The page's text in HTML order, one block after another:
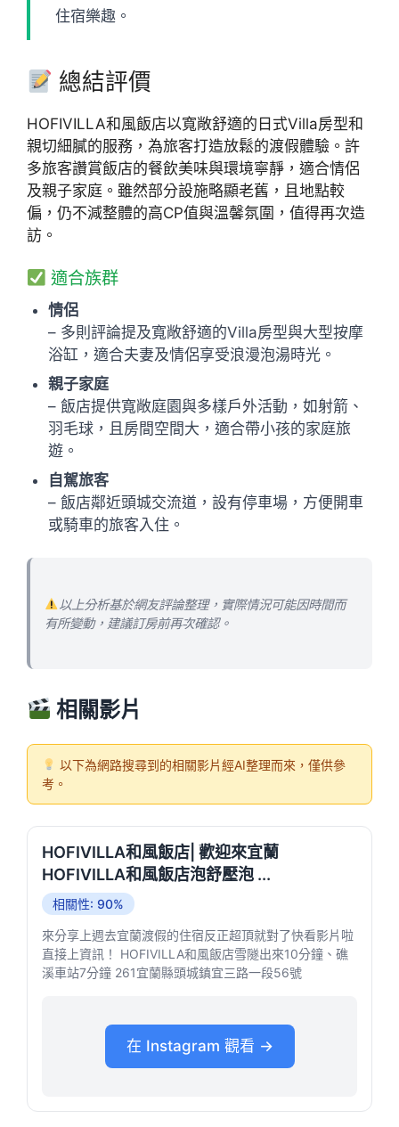
住宿樂趣。
總結評價
HOFIVILLA和風飯店以寬敞舒適的日式Villa房型和
親切細膩的服務，為旅客打造放鬆的渡假體驗。許
多旅客讚賞飯店的餐飲美味與環境寧靜，適合情侶
及親子家庭。雖然部分設施略顯老舊，且地點較
偏，仍不減整體的高CP值與溫馨氛圍，值得再次造
訪。
適合族群
情侶
– 多則評論提及寬敞舒適的Villa房型與大型按摩
浴缸，適合夫妻及情侶享受浪漫泡湯時光。
親子家庭
– 飯店提供寬敞庭園與多樣戶外活動，如射箭、
羽毛球，且房間空間大，適合帶小孩的家庭旅
遊。
自駕旅客
– 飯店鄰近頭城交流道，設有停車場，方便開車
或騎車的旅客入住。
以上分析基於網友評論整理，實際情況可能因時間而
有所變動，建議訂房前再次確認。
相關影片
以下為網路搜尋到的相關影片經AI整理而來，僅供參
考。
HOFIVILLA和風飯店| 歡迎來宜蘭
HOFIVILLA和風飯店泡舒壓泡 ...
相關性: 90%
來分享上週去宜蘭渡假的住宿反正超頂就對了快看影片啦
直接上資訊！ HOFIVILLA和風飯店雪隧出來10分鐘、礁
溪車站7分鐘 261宜蘭縣頭城鎮宜三路一段56號
在 Instagram 觀看 →